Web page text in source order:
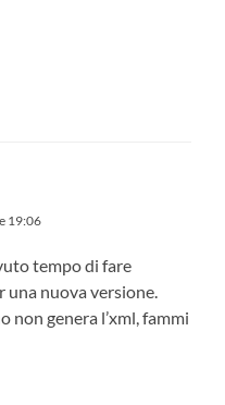
19:06
tempo di fare
una nuova versione.
non genera l’xml, fammi